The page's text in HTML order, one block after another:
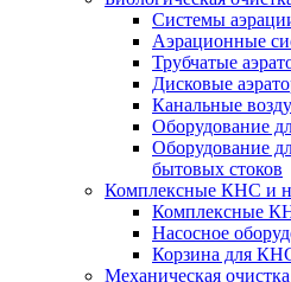
Системы
Аэрационные
Трубчатые
Дисковые
Канальные
Оборудование
Оборудование
бытовых стоков
Комплексные КНС и
Комплексные
Насосное
Корзина для
Механическая